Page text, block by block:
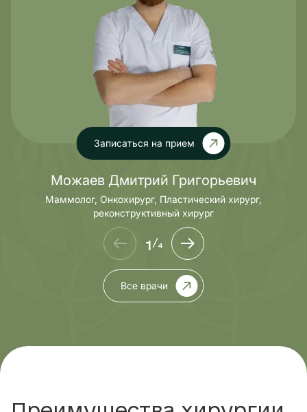
Записаться на прием
Можаев Дмитрий Григорьевич
Маммолог, Онкохирург, Пластический хирург,
реконструктивный хирург
1/4
Все врачи